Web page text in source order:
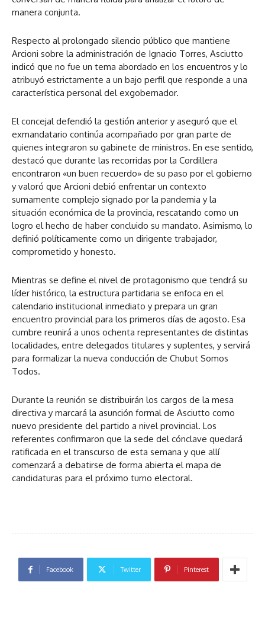
manera conjunta.
Respecto al prolongado silencio público que mantiene
Arcioni sobre la administración de Ignacio Torres, Asciutto
indicó que no fue un tema abordado en los encuentros y lo
atribuyó estrictamente a un bajo perfil que responde a una
característica personal del exgobernador.
El concejal defendió la gestión anterior y aseguró que el
exmandatario continúa acompañado por gran parte de
quienes integraron su gabinete de ministros. En ese sentido,
destacó que durante las recorridas por la Cordillera
encontraron «un buen recuerdo» de su paso por el gobierno
y valoró que Arcioni debió enfrentar un contexto
sumamente complejo signado por la pandemia y la
situación económica de la provincia, rescatando como un
logro el hecho de haber concluido su mandato. Asimismo, lo
definió políticamente como un dirigente trabajador,
comprometido y honesto.
Mientras se define el nivel de protagonismo que tendrá su
líder histórico, la estructura partidaria se enfoca en el
calendario institucional inmediato y prepara un gran
encuentro provincial para los primeros días de agosto. Esa
cumbre reunirá a unos ochenta representantes de distintas
localidades, entre delegados titulares y suplentes, y servirá
para formalizar la nueva conducción de Chubut Somos
Todos.
Durante la reunión se distribuirán los cargos de la mesa
directiva y marcará la asunción formal de Asciutto como
nuevo presidente del partido a nivel provincial. Los
referentes confirmaron que la sede del cónclave quedará
ratificada en el transcurso de esta semana y que allí
comenzará a debatirse de forma abierta el mapa de
candidaturas para el próximo turno electoral.
Facebook Twitter Pinterest